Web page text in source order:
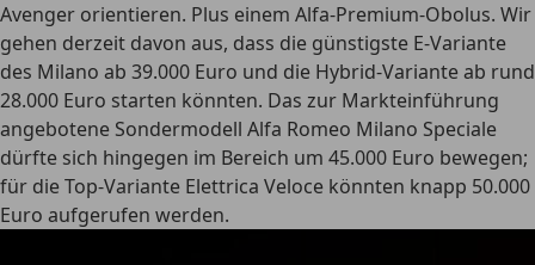
Avenger orientieren. Plus einem Alfa-Premium-Obolus. Wir
gehen derzeit davon aus, dass die günstigste E-Variante
des Milano ab 39.000 Euro und die Hybrid-Variante ab rund
28.000 Euro starten könnten. Das zur Markteinführung
angebotene Sondermodell Alfa Romeo Milano Speciale
dürfte sich hingegen im Bereich um 45.000 Euro bewegen;
für die Top-Variante Elettrica Veloce könnten knapp 50.000
Euro aufgerufen werden.